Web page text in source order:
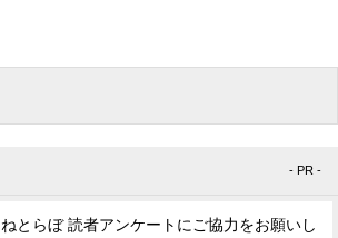
- PR -
ねとらぼ 読者アンケートにご協力をお願いし